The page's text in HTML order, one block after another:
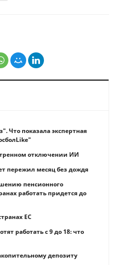
стать международным аэрохабом
знать казахстанцам про налог на
Что показала экспертная
отключении ИИ
пережил месяц без дождя
пенсионного
работать придется до
ЕС
работать с 9 до 18: что
депозиту